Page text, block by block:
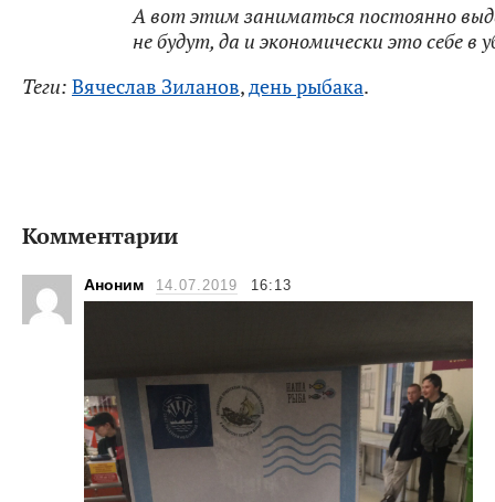
А вот этим заниматься постоянно
не будут, да и экономически это себе в
Теги: Вячеслав Зиланов,день рыбака.
Комментарии
Аноним 14.07.2019 16:13